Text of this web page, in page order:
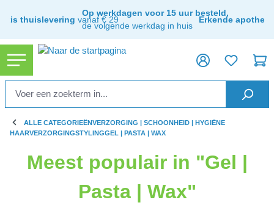
thuislevering vanaf € 29
Op werkdagen voor 15 uur besteld,
de volgende werkdag in huis
Erkende apotheek
ALLE CATEGORIEËNVERZORGING | SCHOONHEID | HYGIËNE
HAARVERZORGINGSTYLINGGEL | PASTA | WAX
Meest populair in "Gel |
Pasta | Wax"